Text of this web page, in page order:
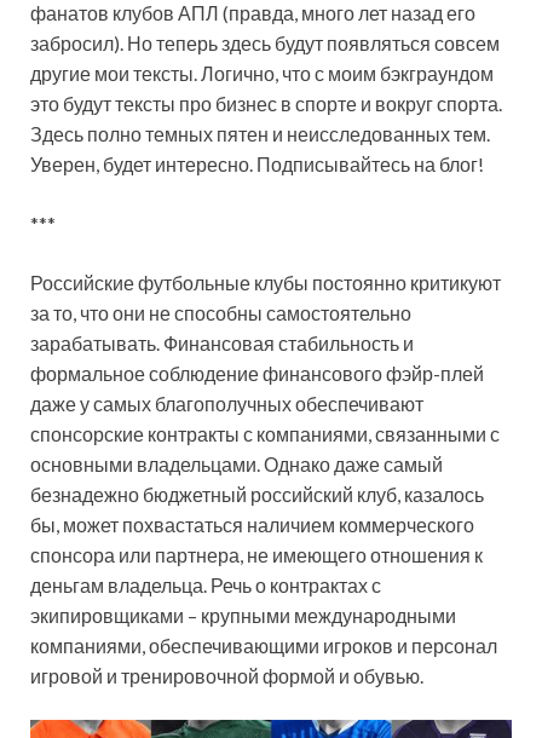
фанатов клубов АПЛ (правда, много лет назад его
забросил). Но теперь здесь будут появляться совсем
другие мои тексты. Логично, что с моим бэкграундом
это будут тексты про бизнес в спорте и вокруг спорта.
Здесь полно темных пятен и неисследованных тем.
Уверен, будет интересно. Подписывайтесь на блог!
***
Российские футбольные клубы постоянно критикуют
за то, что они не способны самостоятельно
зарабатывать. Финансовая стабильность и
формальное соблюдение финансового фэйр-плей
даже у самых благополучных обеспечивают
спонсорские контракты с компаниями, связанными с
основными владельцами. Однако даже самый
безнадежно бюджетный российский клуб, казалось
бы, может похвастаться наличием коммерческого
спонсора или партнера, не имеющего отношения к
деньгам владельца. Речь о контрактах с
экипировщиками – крупными международными
компаниями, обеспечивающими игроков и персонал
игровой и тренировочной формой и обувью.